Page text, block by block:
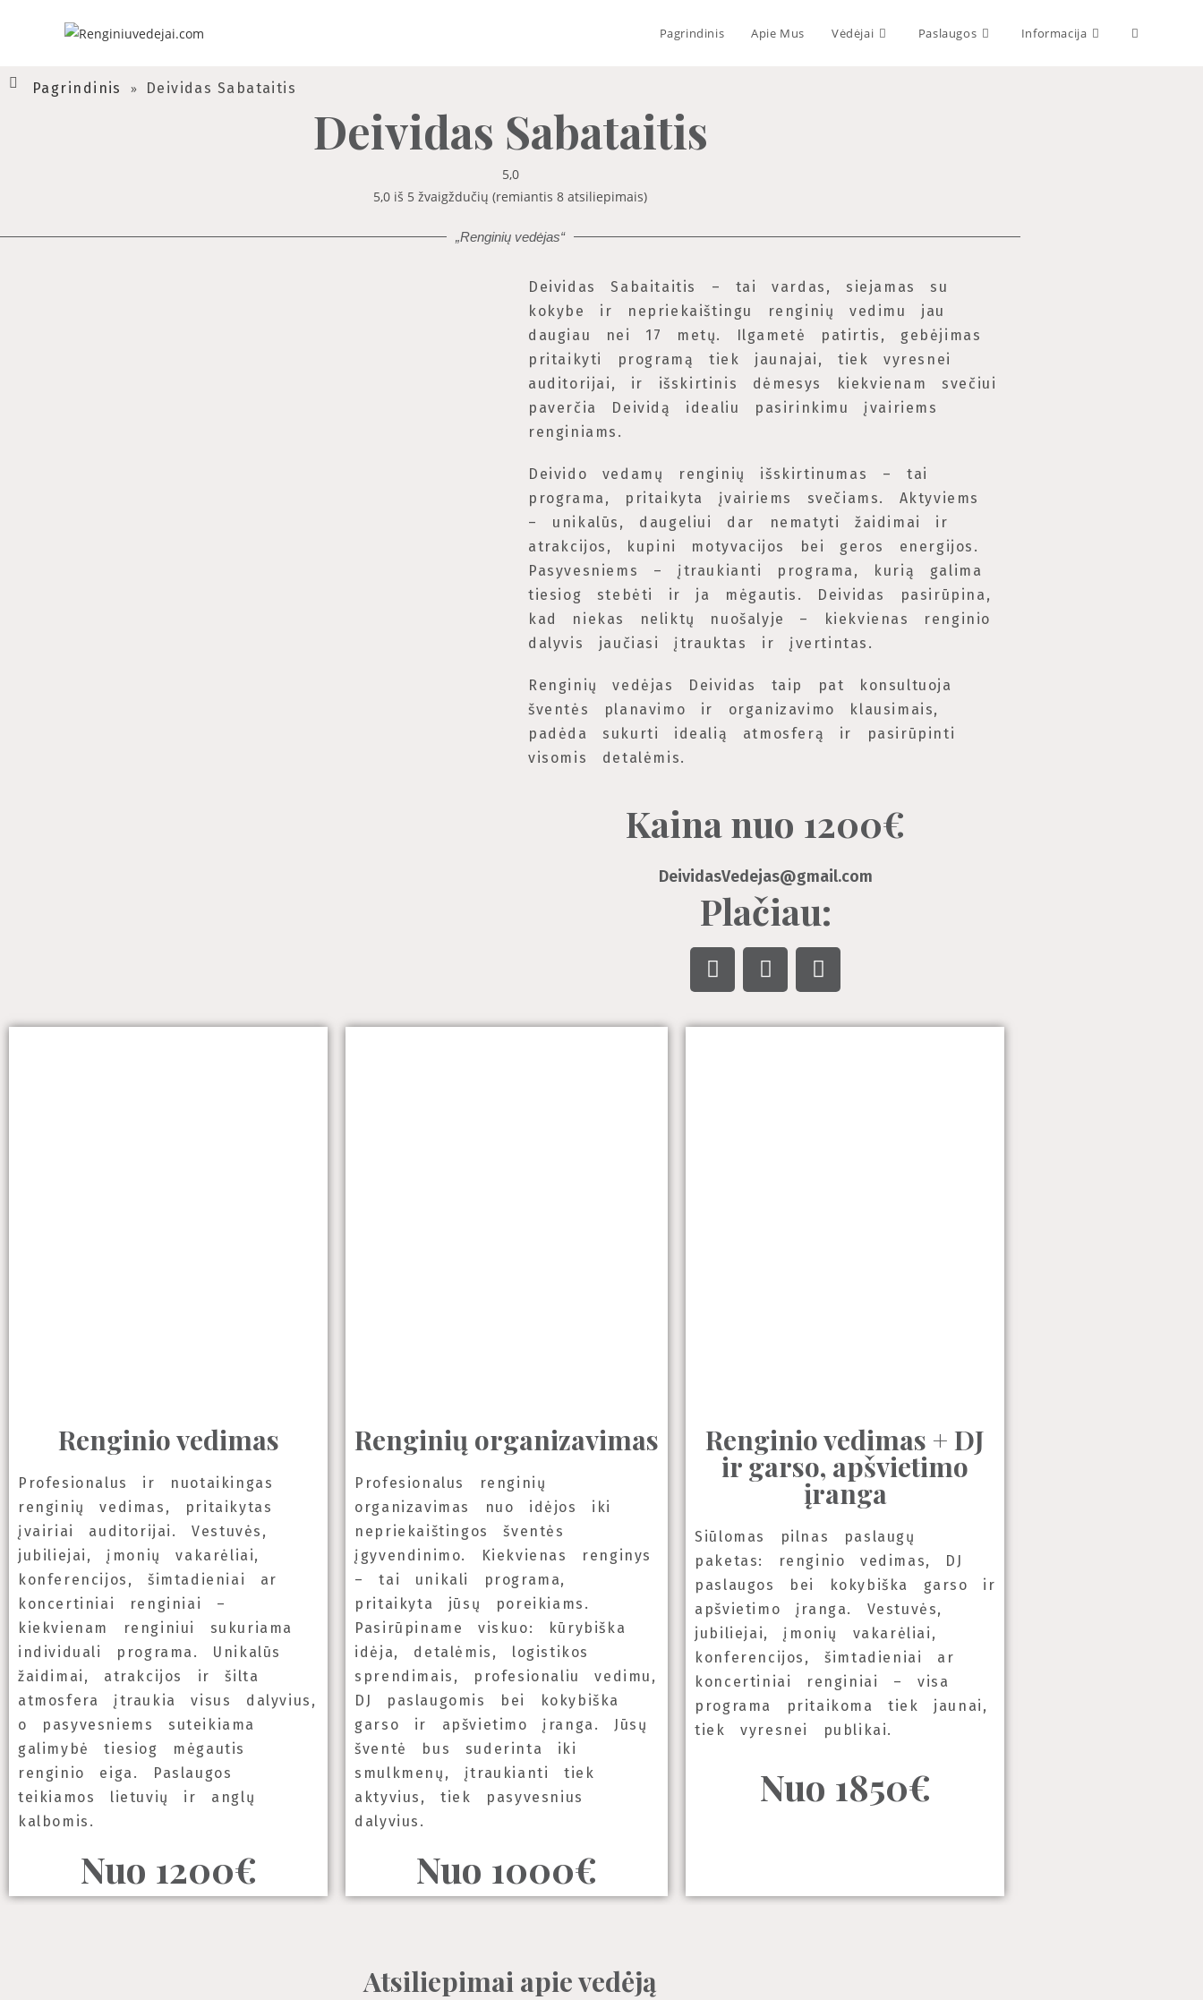
Pagrindinis Apie Mus Vėdėjai Paslaugos Informacija
Pagrindinis » Deividas Sabataitis
Deividas Sabataitis
5,0
5,0 iš 5 žvaigždučių (remiantis 8 atsiliepimais)
„Renginių vedėjas“
Deividas Sabaitaitis – tai vardas, siejamas su
kokybe ir nepriekaištingu renginių vedimu jau
daugiau nei 17 metų. Ilgametė patirtis, gebėjimas
pritaikyti programą tiek jaunajai, tiek vyresnei
auditorijai, ir išskirtinis dėmesys kiekvienam svečiui
paverčia Deividą idealiu pasirinkimu įvairiems
renginiams.
Deivido vedamų renginių išskirtinumas – tai
programa, pritaikyta įvairiems svečiams. Aktyviems
– unikalūs, daugeliui dar nematyti žaidimai ir
atrakcijos, kupini motyvacijos bei geros energijos.
Pasyvesniems – įtraukianti programa, kurią galima
tiesiog stebėti ir ja mėgautis. Deividas pasirūpina,
kad niekas neliktų nuošalyje – kiekvienas renginio
dalyvis jaučiasi įtrauktas ir įvertintas.
Renginių vedėjas Deividas taip pat konsultuoja
šventės planavimo ir organizavimo klausimais,
padėda sukurti idealią atmosferą ir pasirūpinti
visomis detalėmis.
Kaina nuo 1200€
DeividasVedejas@gmail.com
Plačiau:
Renginio vedimas
Profesionalus ir nuotaikingas
renginių vedimas, pritaikytas
įvairiai auditorijai. Vestuvės,
jubiliejai, įmonių vakarėliai,
konferencijos, šimtadieniai ar
koncertiniai renginiai –
kiekvienam renginiui sukuriama
individuali programa. Unikalūs
žaidimai, atrakcijos ir šilta
atmosfera įtraukia visus dalyvius,
o pasyvesniems suteikiama
galimybė tiesiog mėgautis
renginio eiga. Paslaugos
teikiamos lietuvių ir anglų
kalbomis.
Nuo 1200€
Renginių organizavimas
Profesionalus renginių
organizavimas nuo idėjos iki
nepriekaištingos šventės
įgyvendinimo. Kiekvienas renginys
– tai unikali programa,
pritaikyta jūsų poreikiams.
Pasirūpiname viskuo: kūrybiška
idėja, detalėmis, logistikos
sprendimais, profesionaliu vedimu,
DJ paslaugomis bei kokybiška
garso ir apšvietimo įranga. Jūsų
šventė bus suderinta iki
smulkmenų, įtraukianti tiek
aktyvius, tiek pasyvesnius
dalyvius.
Nuo 1000€
Renginio vedimas + DJ
ir garso, apšvietimo
įranga
Siūlomas pilnas paslaugų
paketas: renginio vedimas, DJ
paslaugos bei kokybiška garso ir
apšvietimo įranga. Vestuvės,
jubiliejai, įmonių vakarėliai,
konferencijos, šimtadieniai ar
koncertiniai renginiai – visa
programa pritaikoma tiek jaunai,
tiek vyresnei publikai.
Nuo 1850€
Atsiliepimai apie vedėją